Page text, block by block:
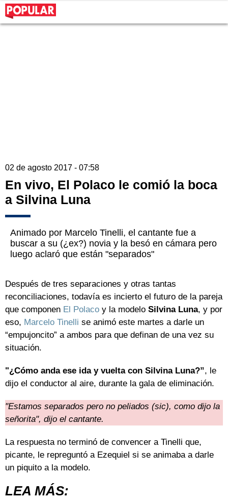
02 de agosto 2017 - 07:58
En vivo, El Polaco le comió la boca
a Silvina Luna
Animado por Marcelo Tinelli, el cantante fue a
buscar a su (¿ex?) novia y la besó en cámara pero
luego aclaró que están "separados"
Después de tres separaciones y otras tantas
reconciliaciones, todavía es incierto el futuro de la pareja
que componen El Polaco y la modelo Silvina Luna, y por
eso, Marcelo Tinelli se animó este martes a darle un
“empujoncito” a ambos para que definan de una vez su
situación.
"¿Cómo anda ese ida y vuelta con Silvina Luna?”, le
dijo el conductor al aire, durante la gala de eliminación.
"Estamos separados pero no peliados (sic), como dijo la
señorita", dijo el cantante.
La respuesta no terminó de convencer a Tinelli que,
picante, le repreguntó a Ezequiel si se animaba a darle
un piquito a la modelo.
LEA MÁS: